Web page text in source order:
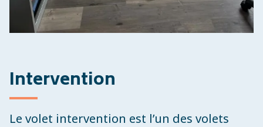
Intervention
Le volet intervention est l’un des volets